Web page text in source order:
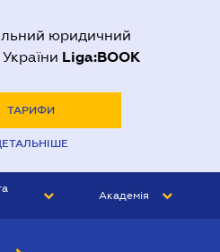
юридичний
Liga:BOOK
ТАРИФИ
Академія